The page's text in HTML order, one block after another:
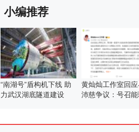
小编推荐
“南湖号”盾构机下线 助
力武汉湖底隧道建设
黄灿灿工作室回应
沛慈争议：号召能